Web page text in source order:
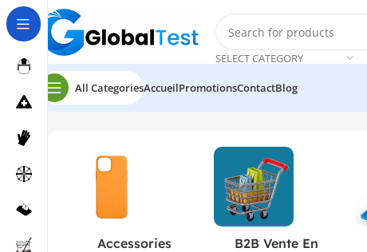
SELECT CATEGORY
All CategoriesAccueilPromotionsContactBlog
Accueil Produits identifiés “GANTS LATEX”
Accessories
B2B Vente En